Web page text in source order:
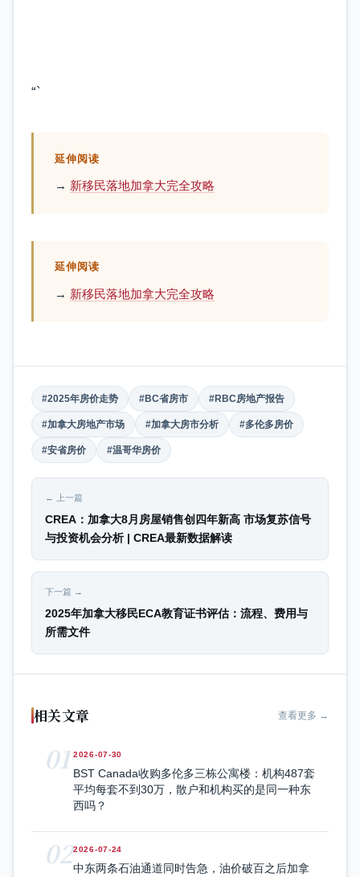
“`
延伸阅读
→ 新移民落地加拿大完全攻略
延伸阅读
→ 新移民落地加拿大完全攻略
#2025年房价走势 #BC省房市 #RBC房地产报告
#加拿大房地产市场 #加拿大房市分析 #多伦多房价
#安省房价 #温哥华房价
← 上一篇
CREA：加拿大8月房屋销售创四年新高 市场复苏信号
与投资机会分析 | CREA最新数据解读
下一篇 →
2025年加拿大移民ECA教育证书评估：流程、费用与
所需文件
相关文章 查看更多 →
01 2026-07-30
BST Canada收购多伦多三栋公寓楼：机构487套
平均每套不到30万，散户和机构买的是同一种东
西吗？
022026-07-24
中东两条石油通道同时告急，油价破百之后加拿